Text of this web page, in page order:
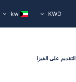
KWD
التقديم على الفيزا